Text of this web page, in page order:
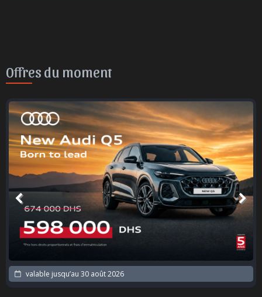
Offres du moment
valable jusqu’au 30 août 2026